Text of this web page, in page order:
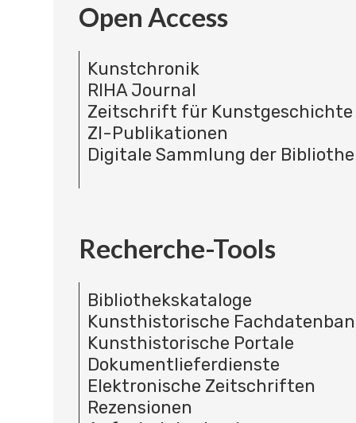
Open Access
Kunstchronik
RIHA Journal
Zeitschrift für Kunstgeschichte
ZI-Publikationen
Digitale Sammlung der
Recherche-Tools
Bibliothekskataloge
Kunsthistorische
Kunsthistorische Portale
Dokumentlieferdienste
Elektronische Zeitschriften
Rezensionen